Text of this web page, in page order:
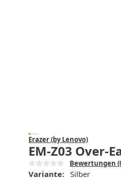
Erazer (by Lenovo)
EM-Z03 Over-
Bewertungen
Variante: Silber